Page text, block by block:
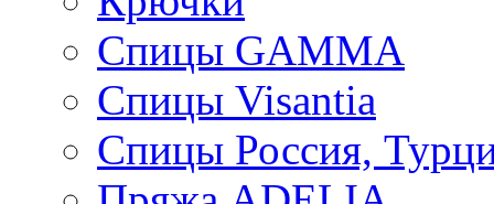
Спицы GAMMA
Спицы Visantia
Спицы Россия,